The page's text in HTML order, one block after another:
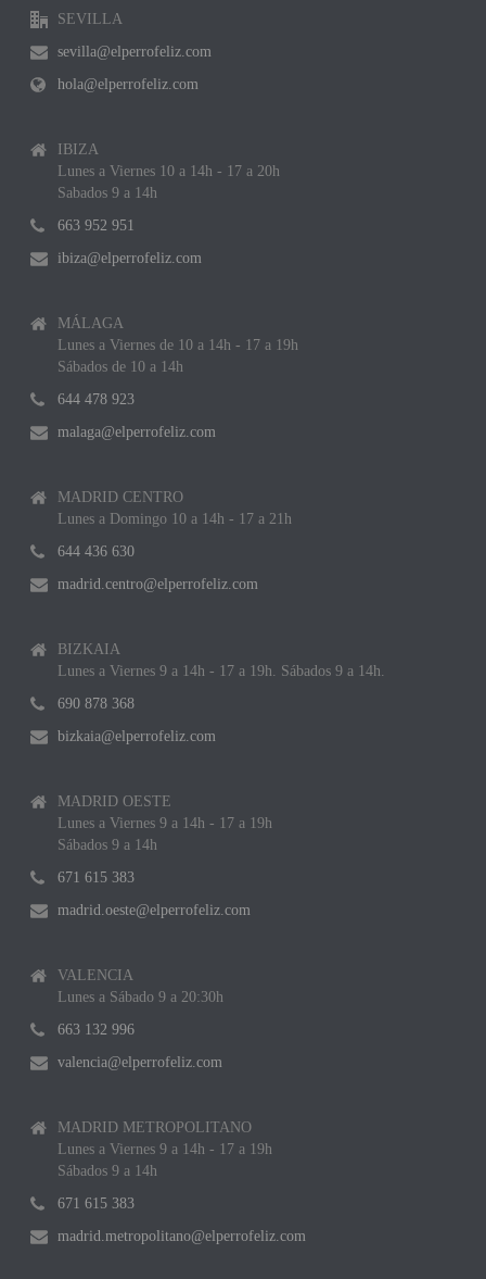
SEVILLA
sevilla@elperrofeliz.com
hola@elperrofeliz.com
IBIZA
Lunes a Viernes 10 a 14h - 17 a 20h
Sabados 9 a 14h
663 952 951
ibiza@elperrofeliz.com
MÁLAGA
Lunes a Viernes de 10 a 14h - 17 a 19h
Sábados de 10 a 14h
644 478 923
malaga@elperrofeliz.com
MADRID CENTRO
Lunes a Domingo 10 a 14h - 17 a 21h
644 436 630
madrid.centro@elperrofeliz.com
BIZKAIA
Lunes a Viernes 9 a 14h - 17 a 19h. Sábados 9 a 14h.
690 878 368
bizkaia@elperrofeliz.com
MADRID OESTE
Lunes a Viernes 9 a 14h - 17 a 19h
Sábados 9 a 14h
671 615 383
madrid.oeste@elperrofeliz.com
VALENCIA
Lunes a Sábado 9 a 20:30h
663 132 996
valencia@elperrofeliz.com
MADRID METROPOLITANO
Lunes a Viernes 9 a 14h - 17 a 19h
Sábados 9 a 14h
671 615 383
madrid.metropolitano@elperrofeliz.com